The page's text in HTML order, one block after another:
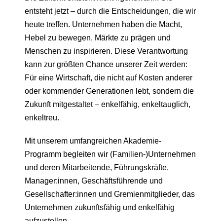
entsteht jetzt – durch die Entscheidungen, die wir
heute treffen. Unternehmen haben die Macht,
Hebel zu bewegen, Märkte zu prägen und
Menschen zu inspirieren. Diese Verantwortung
kann zur größten Chance unserer Zeit werden:
Für eine Wirtschaft, die nicht auf Kosten anderer
oder kommender Generationen lebt, sondern die
Zukunft mitgestaltet – enkelfähig, enkeltauglich,
enkeltreu.
Mit unserem umfangreichen Akademie-
Programm begleiten wir (Familien-)Unternehmen
und deren Mitarbeitende, Führungskräfte,
Manager:innen, Geschäftsführende und
Gesellschafter:innen und Gremienmitglieder, das
Unternehmen zukunftsfähig und enkelfähig